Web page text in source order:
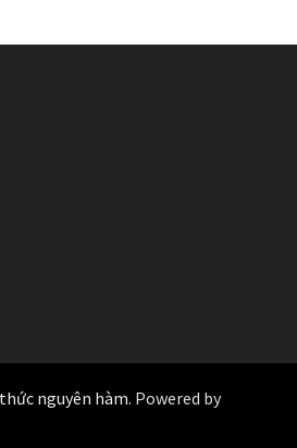
nguyên hàm. Powered by